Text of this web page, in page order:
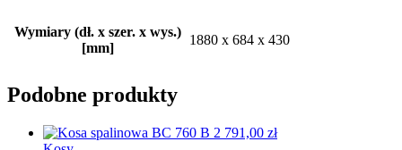
Wymiary (dł. x szer. x wys.)
[mm]
1880 x 684 x 430
Podobne produkty
2 791,00 zł